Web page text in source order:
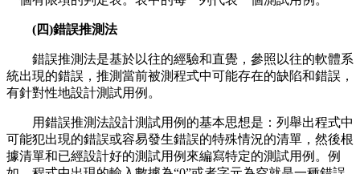
(四)錯誤推測法
錯誤推測法是基於以往的經驗和直覺，參照以往的軟體系
統出現的錯誤，推測當前被測程式中可能存在的缺陷和錯誤，
有針對性地設計測試用例。
用錯誤推測法設計測試用例的基本思想是：列舉出程式中
可能犯出現的錯誤或容易發生錯誤的特殊情況的清單，然後根
據清單和已經設計好的測試用例來編寫特定的測試用例。例